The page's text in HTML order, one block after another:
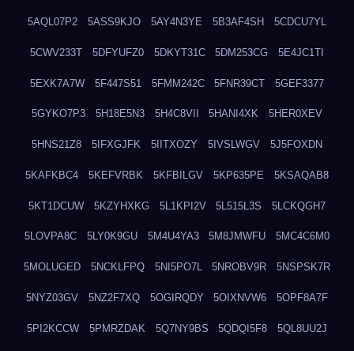
5AQL07P2 5ASS9KJO 5AY4N3YE 5B3AF4SH 5CDCU7YL
5CWV233T 5DFYUFZ0 5DKYT31C 5DM253CG 5E4JC1TI
5EXK7A7W 5F447S51 5FMM242C 5FNR39CT 5GEF3377
5GYKO7P3 5H18E5N3 5H4C8VII 5HANI4XK 5HER0XEV
5HNS21Z8 5IFXGJFK 5IITXOZY 5IVSLWGV 5J5FOXDN
5KAFKBC4 5KEFVRBK 5KFBILGV 5KP635PE 5KSAQAB8
5KT1DCUW 5KZYHXKG 5L1KPI2V 5L515L3S 5LCKQGH7
5LOVPA8C 5LY0K9GU 5M4U4YA3 5M8JMWFU 5MC4C6M0
5MOLUGED 5NCKLFPQ 5NI5PO7L 5NROBV9R 5NSPSK7R
5NYZ03GV 5NZ2F7XQ 5OGIRQDY 5OIXNVW6 5OPF8A7F
5PI2KCCW 5PMRZDAK 5Q7NY9BS 5QDQI5F8 5QL8UU2J